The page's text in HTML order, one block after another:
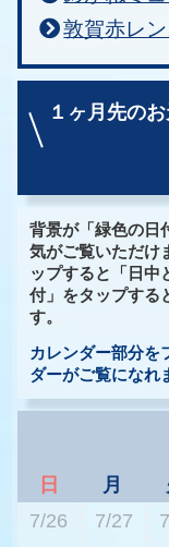
敦賀赤レ
１ヶ月先のお
背景が「緑色の日
気がご覧いただけ
ップすると「日中
付」をタップする
す。
カレンダー部分を
ダーがご覧になれ
日 月
7/26
7/27